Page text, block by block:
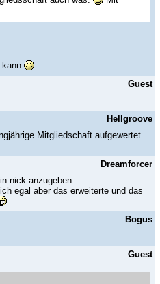
kann
Guest
Hellgroove
Mitgliedschaft aufgewertet
Dreamforcer
nick anzugeben.
egal aber das erweiterte und das
Bogus
Guest